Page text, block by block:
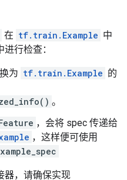
在 tf.train.Example 中
行检查：
为 tf.train.Example 的
。
，会将 spec 传递给
，这样便可使用
器，请确保实现